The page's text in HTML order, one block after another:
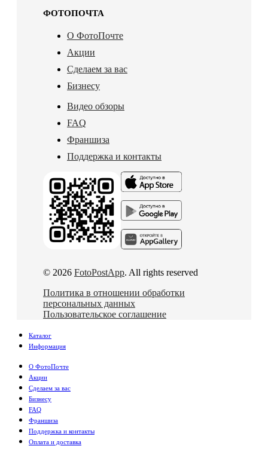
ФОТОПОЧТА
О ФотоПочте
Акции
Сделаем за вас
Бизнесу
Видео обзоры
FAQ
Франшиза
Поддержка и контакты
© 2026 FotoPostApp. All rights reserved
Политика в отношении обработки
персональных данных
Пользовательское соглашение
Каталог
Информация
О ФотоПочте
Акции
Сделаем за вас
Бизнесу
FAQ
Франшиза
Поддержка и контакты
Оплата и доставка